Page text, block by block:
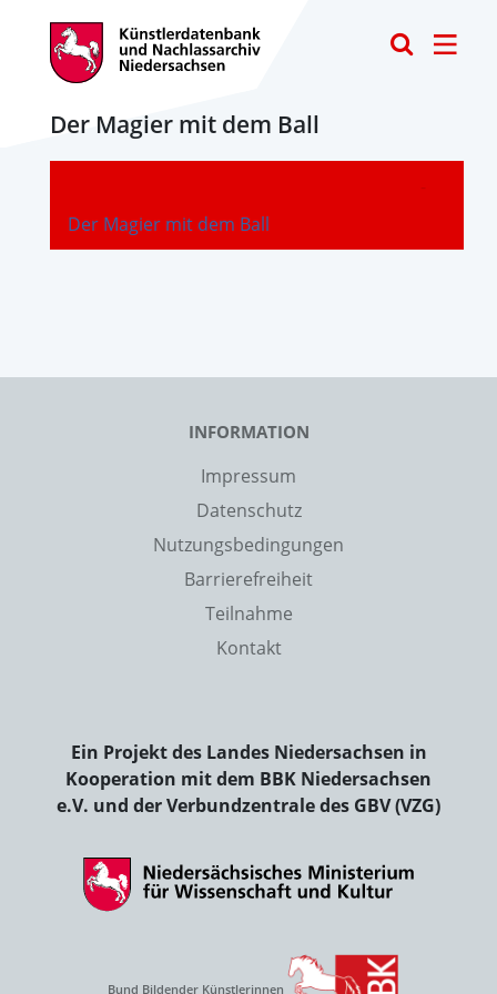
Der Magier mit dem Ball
Der Magier mit dem Ball
-
INFORMATION
Impressum
Datenschutz
Nutzungsbedingungen
Barrierefreiheit
Teilnahme
Kontakt
Ein Projekt des Landes Niedersachsen in
Kooperation mit dem BBK Niedersachsen
e.V. und der Verbundzentrale des GBV (VZG)
Bund Bildender Künstlerinnen